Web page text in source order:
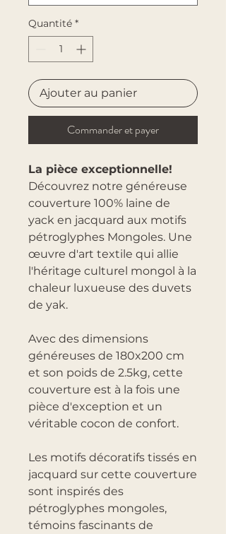
Quantité *
Ajouter au panier
Commander et payer
La pièce exceptionnelle!
Découvrez notre généreuse
couverture 100% laine de
yack en jacquard aux motifs
pétroglyphes Mongoles. Une
œuvre d'art textile qui allie
l'héritage culturel mongol à la
chaleur luxueuse des duvets
de yak.
Avec des dimensions
généreuses de 180x200 cm
et son poids de 2.5kg, cette
couverture est à la fois une
pièce d'exception et un
véritable cocon de confort.
Les motifs décoratifs tissés en
jacquard sur cette couverture
sont inspirés des
pétroglyphes mongoles,
témoins fascinants de